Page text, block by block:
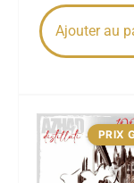
Ajouter au
PRIX